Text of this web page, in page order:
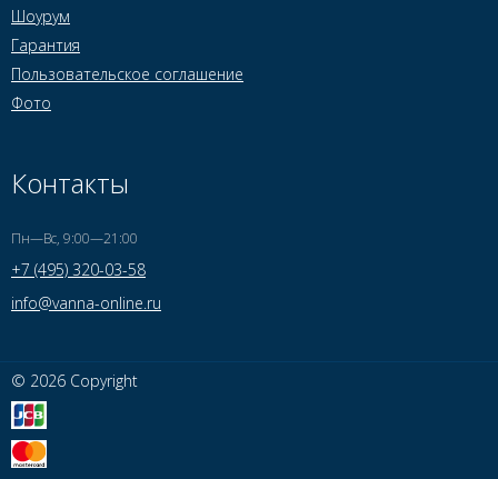
Шоурум
Гарантия
Пользовательское соглашение
Фото
Контакты
Пн—Вс, 9:00—21:00
+7 (495) 320-03-58
info@vanna-online.ru
© 2026 Copyright